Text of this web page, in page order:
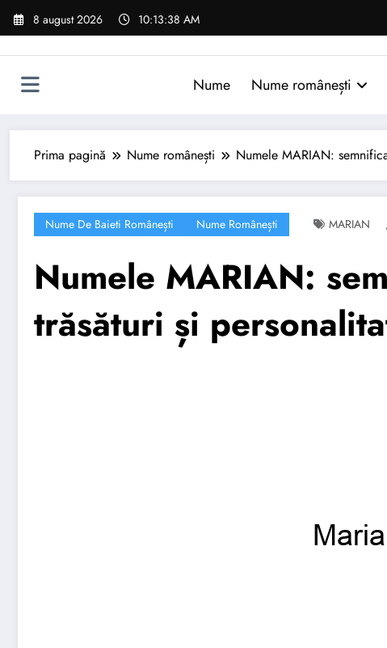
Sari
8 august 2026 10:13:39 AM
Nume Nume românești
Prima pagină Nume românești Numele MARIAN:
Nume De Baieti Românești Nume Românești MARIAN
Numele MARIAN:
trăsături și